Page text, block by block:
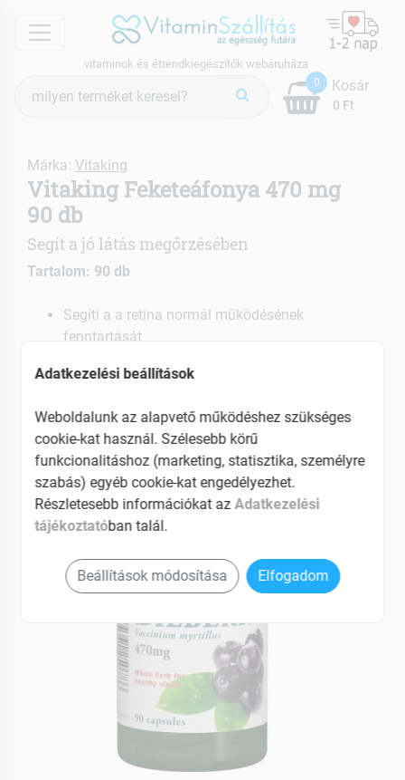
menu
vitaminok és étrendkiegészítők webáruháza
keresés
0
0 Ft
Kosár
Márka: Vitaking
Vitaking Feketeáfonya 470 mg
90 db
Segít a jó látás megőrzésében
Tartalom: 90 db
Segíti a a retina normál működésének
fenntartását
beteg­ségeknél is hatáso
EAN: 5999561250786
Adatkezelési beállítások
Weboldalunk az alapvető működéshez szükséges
cookie-kat használ. Szélesebb körű
funkcionalitáshoz (marketing, statisztika, személyre
szabás) egyéb cookie-kat engedélyezhet.
Részletesebb információkat azAdatkezelési
tájékoztatóban talál.
Beállítások módosítása Elfogadom